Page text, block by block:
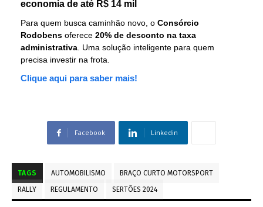
economia de até R$ 14 mil
Para quem busca caminhão novo, o Consórcio
Rodobens oferece 20% de desconto na taxa
administrativa. Uma solução inteligente para quem
precisa investir na frota.
Clique aqui para saber mais!
Facebook Linkedin
TAGS AUTOMOBILISMO
BRAÇO CURTO MOTORSPORT
RALLY
REGULAMENTO SERTÕES 2024